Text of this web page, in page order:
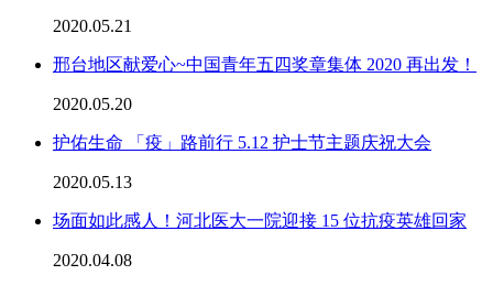
2020.05.21
邢台地区献爱心~中国青年五四奖章集体 2020 再出发！
2020.05.20
护佑生命 「疫」路前行 5.12 护士节主题庆祝大会
2020.05.13
场面如此感人！河北医大一院迎接 15 位抗疫英雄回家
2020.04.08